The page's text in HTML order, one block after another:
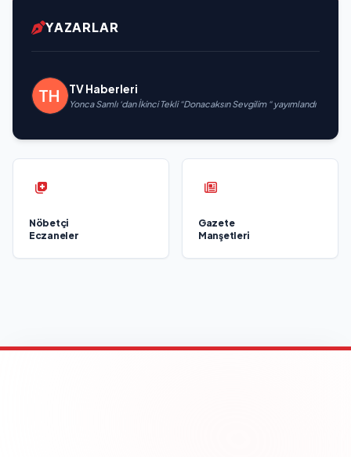
YAZARLAR
TV Haberleri
Yonca Samlı ‘dan İkinci Tekli “Donacaksın Sevgilim “ yayımlandı
Nöbetçi
Eczaneler
Gazete
Manşetleri